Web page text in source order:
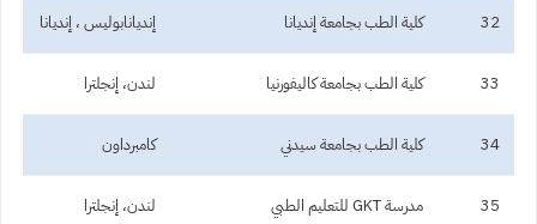
32 كلية الطب بجامعة إنديانا إنديانابوليس ، إنديانا
33 كلية الطب بجامعة كاليفورنيا لندن، إنجلترا
34 كلية الطب بجامعة سيدني كامبرداون
35 مدرسة GKT للتعليم الطبي لندن، إنجلترا